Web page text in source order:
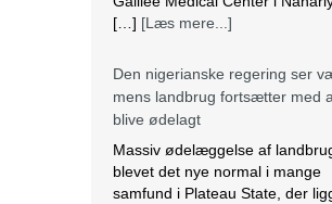
[…] [Læs mere...]
Den nigerianske regering ser
mens landbrug fortsætter med
blive ødelagt
Massiv ødelæggelse af
blevet det nye normal i mange
samfund i Plateau State, der